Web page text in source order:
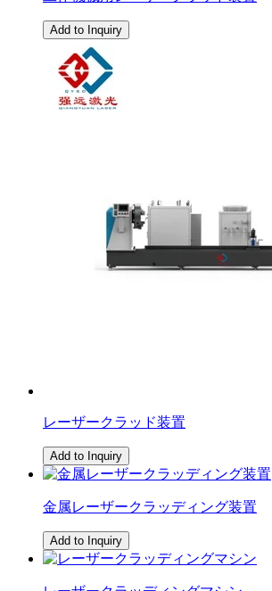
Add to Inquiry
レーザークラッド装置
Add to Inquiry
金属レーザークラッディング装置
Add to Inquiry